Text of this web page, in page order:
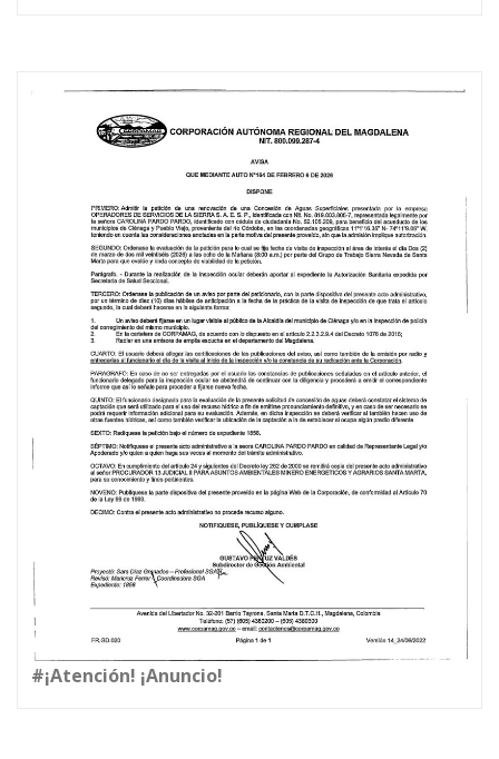
#¡Atención! ¡Anuncio!